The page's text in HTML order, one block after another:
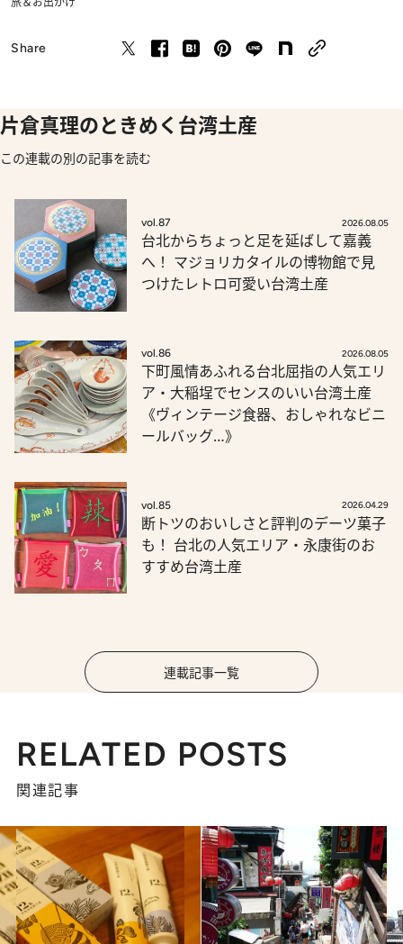
Share
片倉真理のときめく台湾土産
この連載の別の記事を読む
vol.87 2026.08.05
台北からちょっと足を延ばして嘉義
へ！ マジョリカタイルの博物館で見
つけたレトロ可愛い台湾土産
vol.86 2026.08.05
下町風情あふれる台北屈指の人気エリ
ア・大稲埕でセンスのいい台湾土産
《ヴィンテージ食器、おしゃれなビニ
ールバッグ…》
vol.85 2026.04.29
断トツのおいしさと評判のデーツ菓子
も！ 台北の人気エリア・永康街のお
すすめ台湾土産
連載記事一覧
RELATED POSTS
関連記事